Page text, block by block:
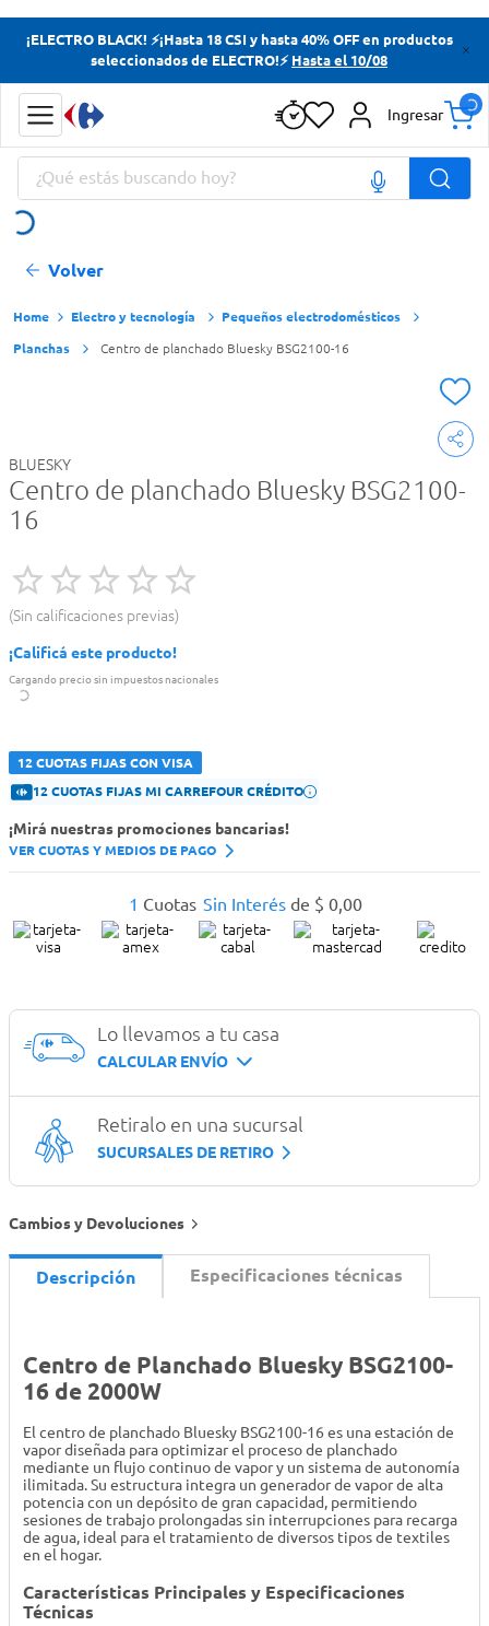
¡ELECTRO BLACK! ⚡¡Hasta 18 CSI y hasta 40% OFF en productos
seleccionados de ELECTRO!⚡ Hasta el 10/08
Ingresar
¿Qué estás buscando hoy?
Volver
Electro y tecnología
Pequeños electrodomésticos
Planchas
Centro de planchado Bluesky BSG2100-16
BLUESKY
Centro de planchado Bluesky BSG2100-
16
Sin calificaciones previas
¡Calificá este producto!
Cargando precio sin impuestos nacionales
12 CUOTAS FIJAS CON VISA
12 CUOTAS FIJAS MI CARREFOUR CRÉDITO
¡Mirá nuestras promociones bancarias!
VER CUOTAS Y MEDIOS DE PAGO
1 Cuotas Sin Interés de $ 0,00
Lo llevamos a tu casa
CALCULAR ENVÍO
Retiralo en una sucursal
SUCURSALES DE RETIRO
Cambios y Devoluciones
Descripción Especificaciones técnicas
Centro de Planchado Bluesky BSG2100-
16 de 2000W
El centro de planchado Bluesky BSG2100-16 es una estación de
vapor diseñada para optimizar el proceso de planchado
mediante un flujo continuo de vapor y un sistema de autonomía
ilimitada. Su estructura integra un generador de vapor de alta
potencia con un depósito de gran capacidad, permitiendo
sesiones de trabajo prolongadas sin interrupciones para recarga
de agua, ideal para el tratamiento de diversos tipos de textiles
en el hogar.
Características Principales y Especificaciones
Técnicas
Términos más buscados
Yerba
Cerveza
Doves
Términos más buscados
Cerveza
Doves
Papas Fritas